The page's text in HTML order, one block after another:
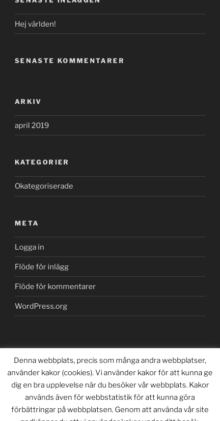
Hej världen!
SENASTE KOMMENTARER
ARKIV
april 2019
KATEGORIER
Okategoriserade
META
Logga in
Flöde för inlägg
Flöde för kommentarer
WordPress.org
Copyright (©) 2018-2025 – Barfota Productions
Denna webbplats, precis som många andra webbplatser,
använder kakor (cookies). Vi använder kakor för att kunna ge
dig en bra upplevelse när du besöker vår webbplats. Kakor
används även för webbstatistik för att kunna göra
förbättringar på webbplatsen. Genom att använda vår site